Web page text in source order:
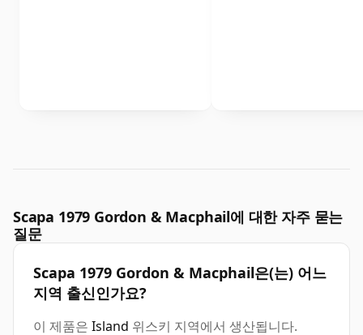
Scapa 1979 Gordon & Macphail에 대한 자주 묻는
질문
Scapa 1979 Gordon & Macphail은(는) 어느
지역 출신인가요?
이 제품은 Island 위스키 지역에서 생산됩니다.